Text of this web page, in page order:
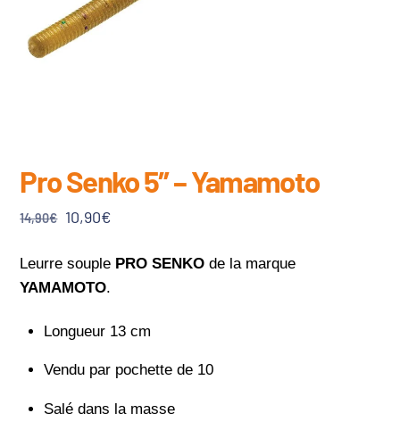
Pro Senko 5″ – Yamamoto
14,90€ Le
initial
était :
10,90€Le
actuel
est :
Leurre souple PRO SENKO de la marque
YAMAMOTO.
Longueur 13 cm
Vendu par pochette de 10
Salé dans la masse